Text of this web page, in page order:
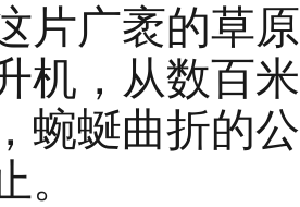
片广袤的草
机，从数百
蜿蜒曲折的
。